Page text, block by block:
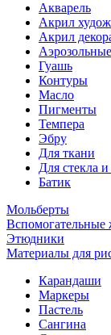
Акварель
Акрил
Акрил
Аэрозольные
Гуашь
Контуры
Масло
Пигменты
Темпера
Эбру
Для ткани
Для стекла
Батик
Мольберты
Вспомогательные
Этюдники
Материалы для
Карандаши
Маркеры
Пастель
Сангина